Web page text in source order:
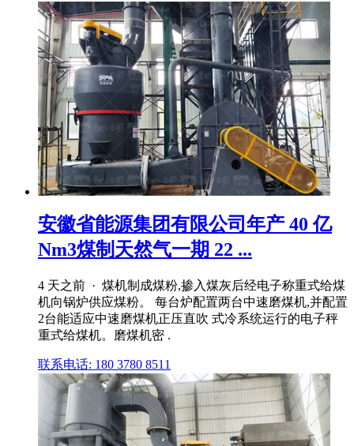
安徽省能源集团有限公司年产 40 亿
Nm3煤制天然气一期 22 ...
4 天之前 · 煤机制成煤粉,掺入煤灰后经电子称重式给煤
机向锅炉供应煤粉。 每台炉配置两台中速磨煤机,并配置
2台能适应中速磨煤机正压直吹 式冷系统运行的电子秤
重式给煤机。磨煤机密 .
联系电话: 180 3780 8511